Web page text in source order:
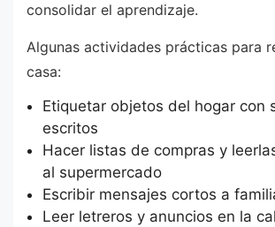
consolidar el aprendizaje.
Algunas actividades prácticas para
casa:
Etiquetar objetos del hogar con
escritos
Hacer listas de compras y
al supermercado
Escribir mensajes cortos a
Leer letreros y anuncios en la